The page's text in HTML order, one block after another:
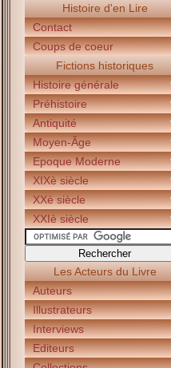
Histoire d'en Lire
Contact
Coups de coeur
Fictions historiques
Histoire générale
Préhistoire
Antiquité
Moyen-Âge
Epoque Moderne
XIXè siècle
XXè siècle
XXIè siècle
Les Acteurs du Livre
Auteurs
Illustrateurs
Interviews
Editeurs